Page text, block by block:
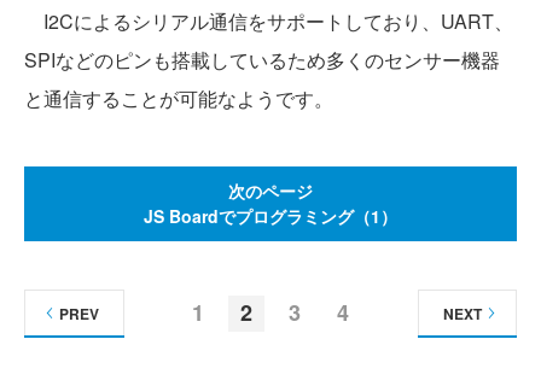
I2Cによるシリアル通信をサポートしており、UART、
SPIなどのピンも搭載しているため多くのセンサー機器
と通信することが可能なようです。
次のページ
JS Boardでプログラミング（1）
1 2 3 4
PREV NEXT